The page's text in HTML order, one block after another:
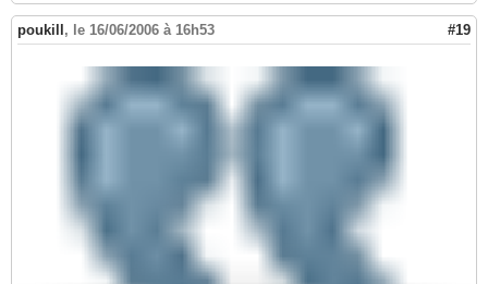
poukill , le 16/06/2006 à 16h53 #19